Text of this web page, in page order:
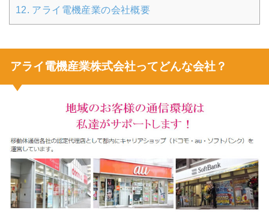
12. アライ電機産業の会社概要
アライ電機産業株式会社ってどんな会社？